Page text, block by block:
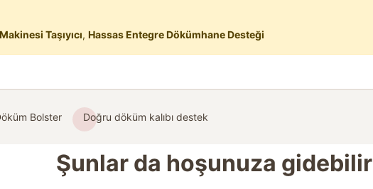
Taşıyıcı, Hassas Entegre Dökümhane Desteği
Bolster Doğru döküm kalıbı destek
Şunlar da hoşunuza gidebilir